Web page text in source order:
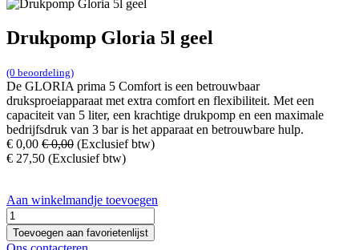
Drukpomp Gloria 5l geel
(0 beoordeling)
De GLORIA prima 5 Comfort is een betrouwbaar
druksproeiapparaat met extra comfort en flexibiliteit. Met een
capaciteit van 5 liter, een krachtige drukpomp en een maximale
bedrijfsdruk van 3 bar is het apparaat en betrouwbare hulp.
€ 0,00 €0,00 (Exclusief btw)
€ 27,50 (Exclusief btw)
Aan winkelmandje toevoegen
Toevoegen aan favorietenlijst